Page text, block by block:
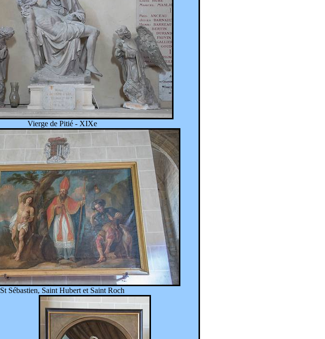
Vierge de Pitié - XIXe
St Sébastien, Saint Hubert et Saint Roch